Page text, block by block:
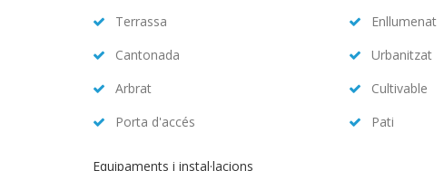
Terrassa
Enllumenat
Cantonada
Urbanitzat
Arbrat
Cultivable
Porta d'accés
Pati
Equipaments i instal·lacions